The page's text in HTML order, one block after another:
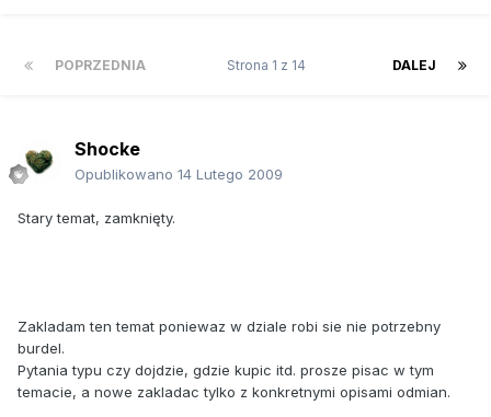
POPRZEDNIA DALEJ
Strona 1 z 14
Shocke
Opublikowano 14 Lutego 2009
Stary temat, zamknięty.
Zakladam ten temat poniewaz w dziale robi sie nie potrzebny
burdel.
Pytania typu czy dojdzie, gdzie kupic itd. prosze pisac w tym
temacie, a nowe zakladac tylko z konkretnymi opisami odmian.